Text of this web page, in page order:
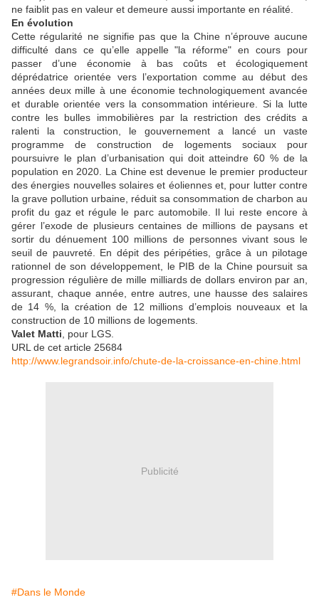
ne faiblit pas en valeur et demeure aussi importante en réalité.
En évolution
Cette régularité ne signifie pas que la Chine n’éprouve aucune
difficulté dans ce qu’elle appelle "la réforme" en cours pour
passer d’une économie à bas coûts et écologiquement
déprédatrice orientée vers l’exportation comme au début des
années deux mille à une économie technologiquement avancée
et durable orientée vers la consommation intérieure. Si la lutte
contre les bulles immobilières par la restriction des crédits a
ralenti la construction, le gouvernement a lancé un vaste
programme de construction de logements sociaux pour
poursuivre le plan d’urbanisation qui doit atteindre 60 % de la
population en 2020. La Chine est devenue le premier producteur
des énergies nouvelles solaires et éoliennes et, pour lutter contre
la grave pollution urbaine, réduit sa consommation de charbon au
profit du gaz et régule le parc automobile. Il lui reste encore à
gérer l’exode de plusieurs centaines de millions de paysans et
sortir du dénuement 100 millions de personnes vivant sous le
seuil de pauvreté. En dépit des péripéties, grâce à un pilotage
rationnel de son développement, le PIB de la Chine poursuit sa
progression régulière de mille milliards de dollars environ par an,
assurant, chaque année, entre autres, une hausse des salaires
de 14 %, la création de 12 millions d’emplois nouveaux et la
construction de 10 millions de logements.
Valet Matti , pour LGS.
URL de cet article 25684
http://www.legrandsoir.info/chute-de-la-croissance-en-chine.html
Publicité
#Dans le Monde